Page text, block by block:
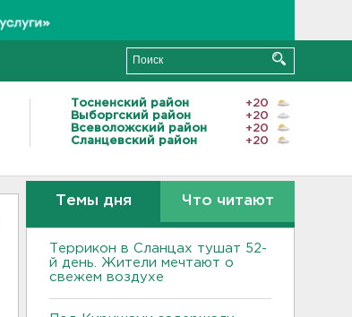
Тосненский район
+20
Выборгский район
+20
Всеволожский район
+20
Сланцевский район
+20
Темы дня Что читают
Террикон в Сланцах тушат 52-
й день. Жители мечтают о
свежем воздухе